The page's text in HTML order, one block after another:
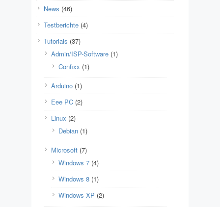
News (46)
Testberichte (4)
Tutorials (37)
Admin/ISP-Software (1)
Confixx (1)
Arduino (1)
Eee PC (2)
Linux (2)
Debian (1)
Microsoft (7)
Windows 7 (4)
Windows 8 (1)
Windows XP (2)